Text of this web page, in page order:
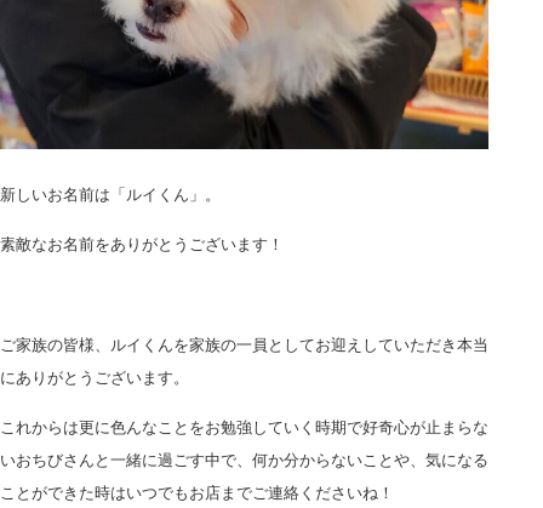
新しいお名前は「ルイくん」。
素敵なお名前をありがとうございます！
ご家族の皆様、ルイくんを家族の一員としてお迎えしていただき本当
にありがとうございます。
これからは更に色んなことをお勉強していく時期で好奇心が止まらな
いおちびさんと一緒に過ごす中で、何か分からないことや、気になる
ことができた時はいつでもお店までご連絡くださいね！